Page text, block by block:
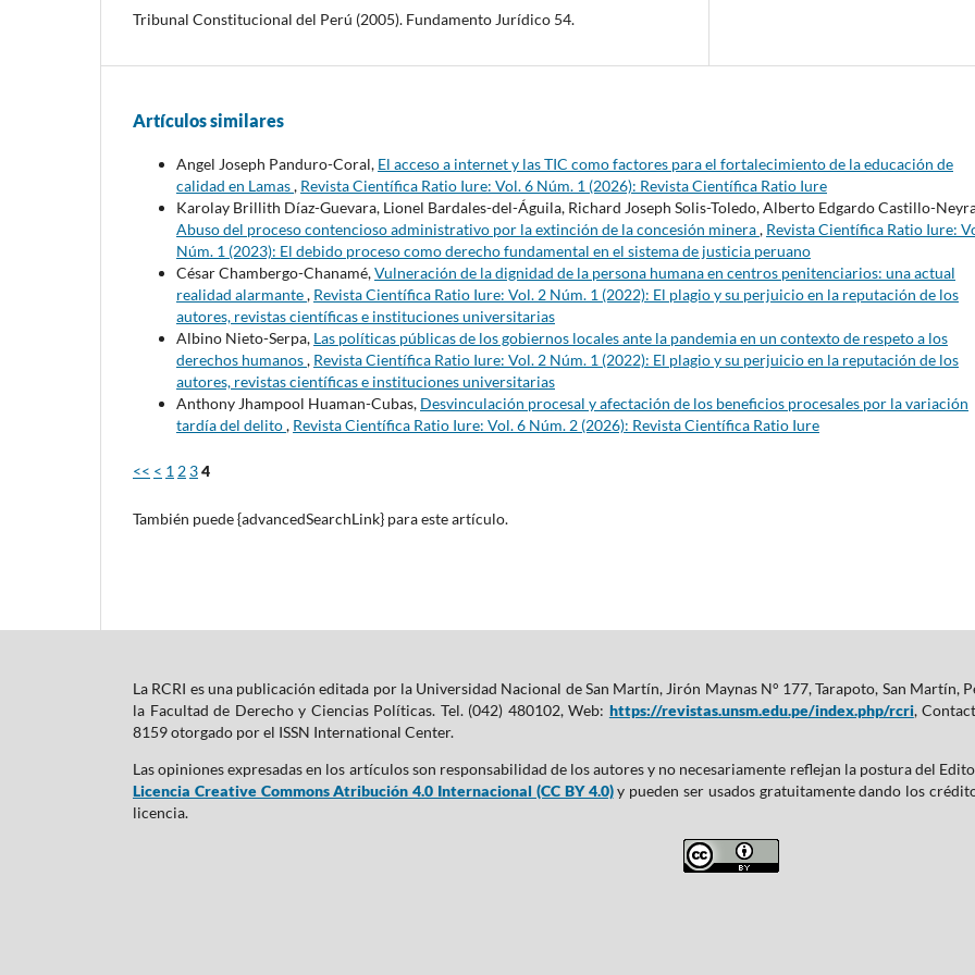
Tribunal Constitucional del Perú (2005). Fundamento Jurídico 54.
Artículos similares
Angel Joseph Panduro-Coral, El acceso a internet y las TIC como factores para el fortalecimiento de la educación de
calidad en Lamas, Revista Científica Ratio Iure: Vol. 6 Núm. 1 (2026): Revista Científica Ratio Iure
Karolay Brillith Díaz-Guevara, Lionel Bardales-del-Águila, Richard Joseph Solis-Toledo, Alberto Edgardo Castillo-
Abuso del proceso contencioso administrativo por la extinción de la concesión minera, Revista Científica Ratio Iure:
Núm. 1 (2023): El debido proceso como derecho fundamental en el sistema de justicia peruano
César Chambergo-Chanamé,Vulneración de la dignidad de la persona humana en centros penitenciarios: una actual
realidad alarmante, Revista Científica Ratio Iure: Vol. 2 Núm. 1 (2022): El plagio y su perjuicio en la reputación de los
autores, revistas científicas e instituciones universitarias
Albino Nieto-Serpa, Las políticas públicas de los gobiernos locales ante la pandemia en un contexto de respeto a los
derechos humanos, Revista Científica Ratio Iure: Vol. 2 Núm. 1 (2022): El plagio y su perjuicio en la reputación de los
autores, revistas científicas e instituciones universitarias
Anthony Jhampool Huaman-Cubas, Desvinculación procesal y afectación de los beneficios procesales por la variación
tardía del delito, Revista Científica Ratio Iure: Vol. 6 Núm. 2 (2026): Revista Científica Ratio Iure
<< < 1 2 34
También puede {advancedSearchLink} para este artículo.
La RCRI es una publicación editada por la Universidad Nacional de San Martín, Jirón Maynas N° 177, Tarapoto, San Martín,
la Facultad de Derecho y Ciencias Políticas. Tel. (042) 480102, Web: https://revistas.unsm.edu.pe/index.php/rcri,
8159 otorgado por el ISSN International Center.
Las opiniones expresadas en los artículos son responsabilidad de los autores y no necesariamente reflejan la postura del
Licencia Creative Commons Atribución 4.0 Internacional (CC BY 4.0)y pueden ser usados gratuitamente dando los
licencia.